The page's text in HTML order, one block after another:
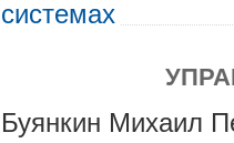
системах
Буянкин Михаил